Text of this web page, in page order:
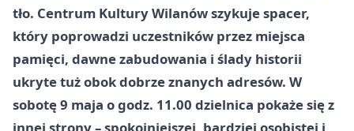
tło. Centrum Kultury Wilanów szykuje spacer,
który poprowadzi uczestników przez miejsca
pamięci, dawne zabudowania i ślady historii
ukryte tuż obok dobrze znanych adresów. W
sobotę 9 maja o godz. 11.00 dzielnica pokaże się z